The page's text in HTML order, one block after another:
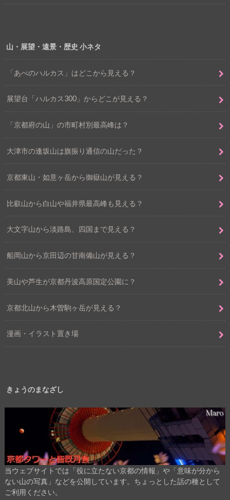
山・展望・遠景・歴史 小ネタ
「あべのハルカス」はどこから見える？
展望台「ハルカス300」からどこが見える？
「京都府の山」の市町村別最高峰は？
大津市の逢坂山は旗振り通信の山だった？
京都東山・如意ヶ岳から御嶽山が見える？
比叡山から白山や福井県最高峰も見える？
大文字山から淡路島、四国まで見える？
船岡山から京田辺の甘南備山が見える？
美山や芦生が京都丹波高原国定公園に？
京都北山から木曽駒ヶ岳が見える？
漫画・イラスト置き場
きょうのまなざし
当ウェブサイトでは「役に立たない京都の情報」や「意味が分から
ない山の写真」などを公開しています。ちょっとした話の種として
ご利用ください。